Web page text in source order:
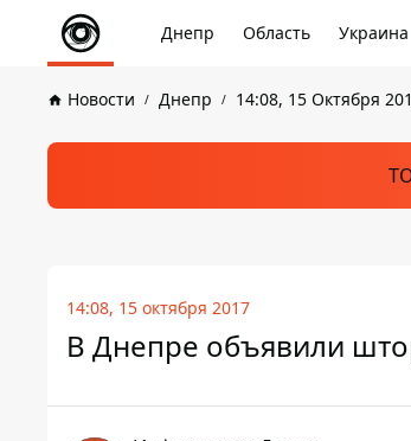
Днепр Область Украина
Новости Днепр 14:08, 15 Октября
14:08, 15 октября 2017
В Днепре объявили